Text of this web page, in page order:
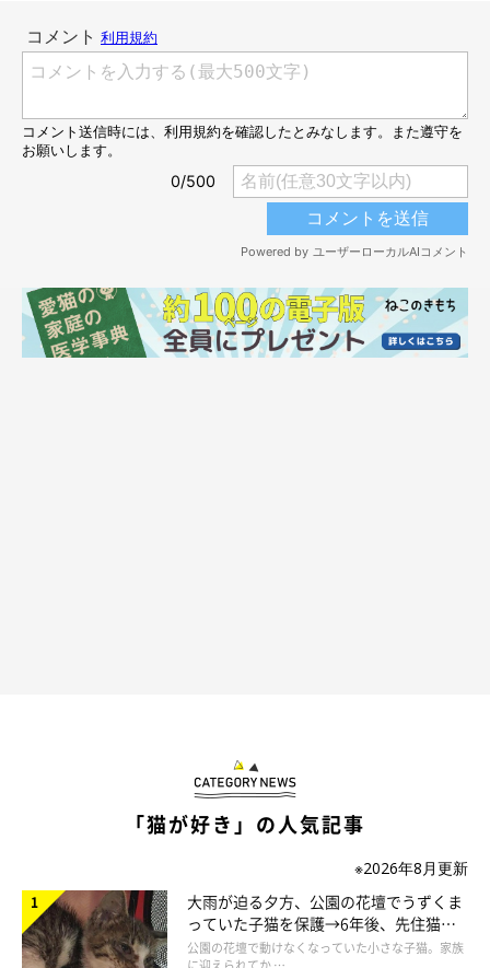
「猫が好き」の人気記事
※2026年8月更新
大雨が迫る夕方、公園の花壇でうずくま
っていた子猫を保護→6年後、先住猫
と“姉妹”のような関係に
公園の花壇で動けなくなっていた小さな子猫。家族